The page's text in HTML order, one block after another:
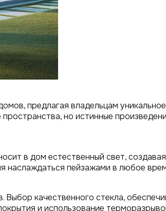
предлагая владельцам
но истинные
в дом естественный свет,
наслаждаться пейзажами в любое
Выбор качественного стекла,
и использование